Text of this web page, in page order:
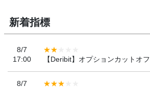
新着指標
8/7
17:00
【Deribit】オプションカットオフ
8/7